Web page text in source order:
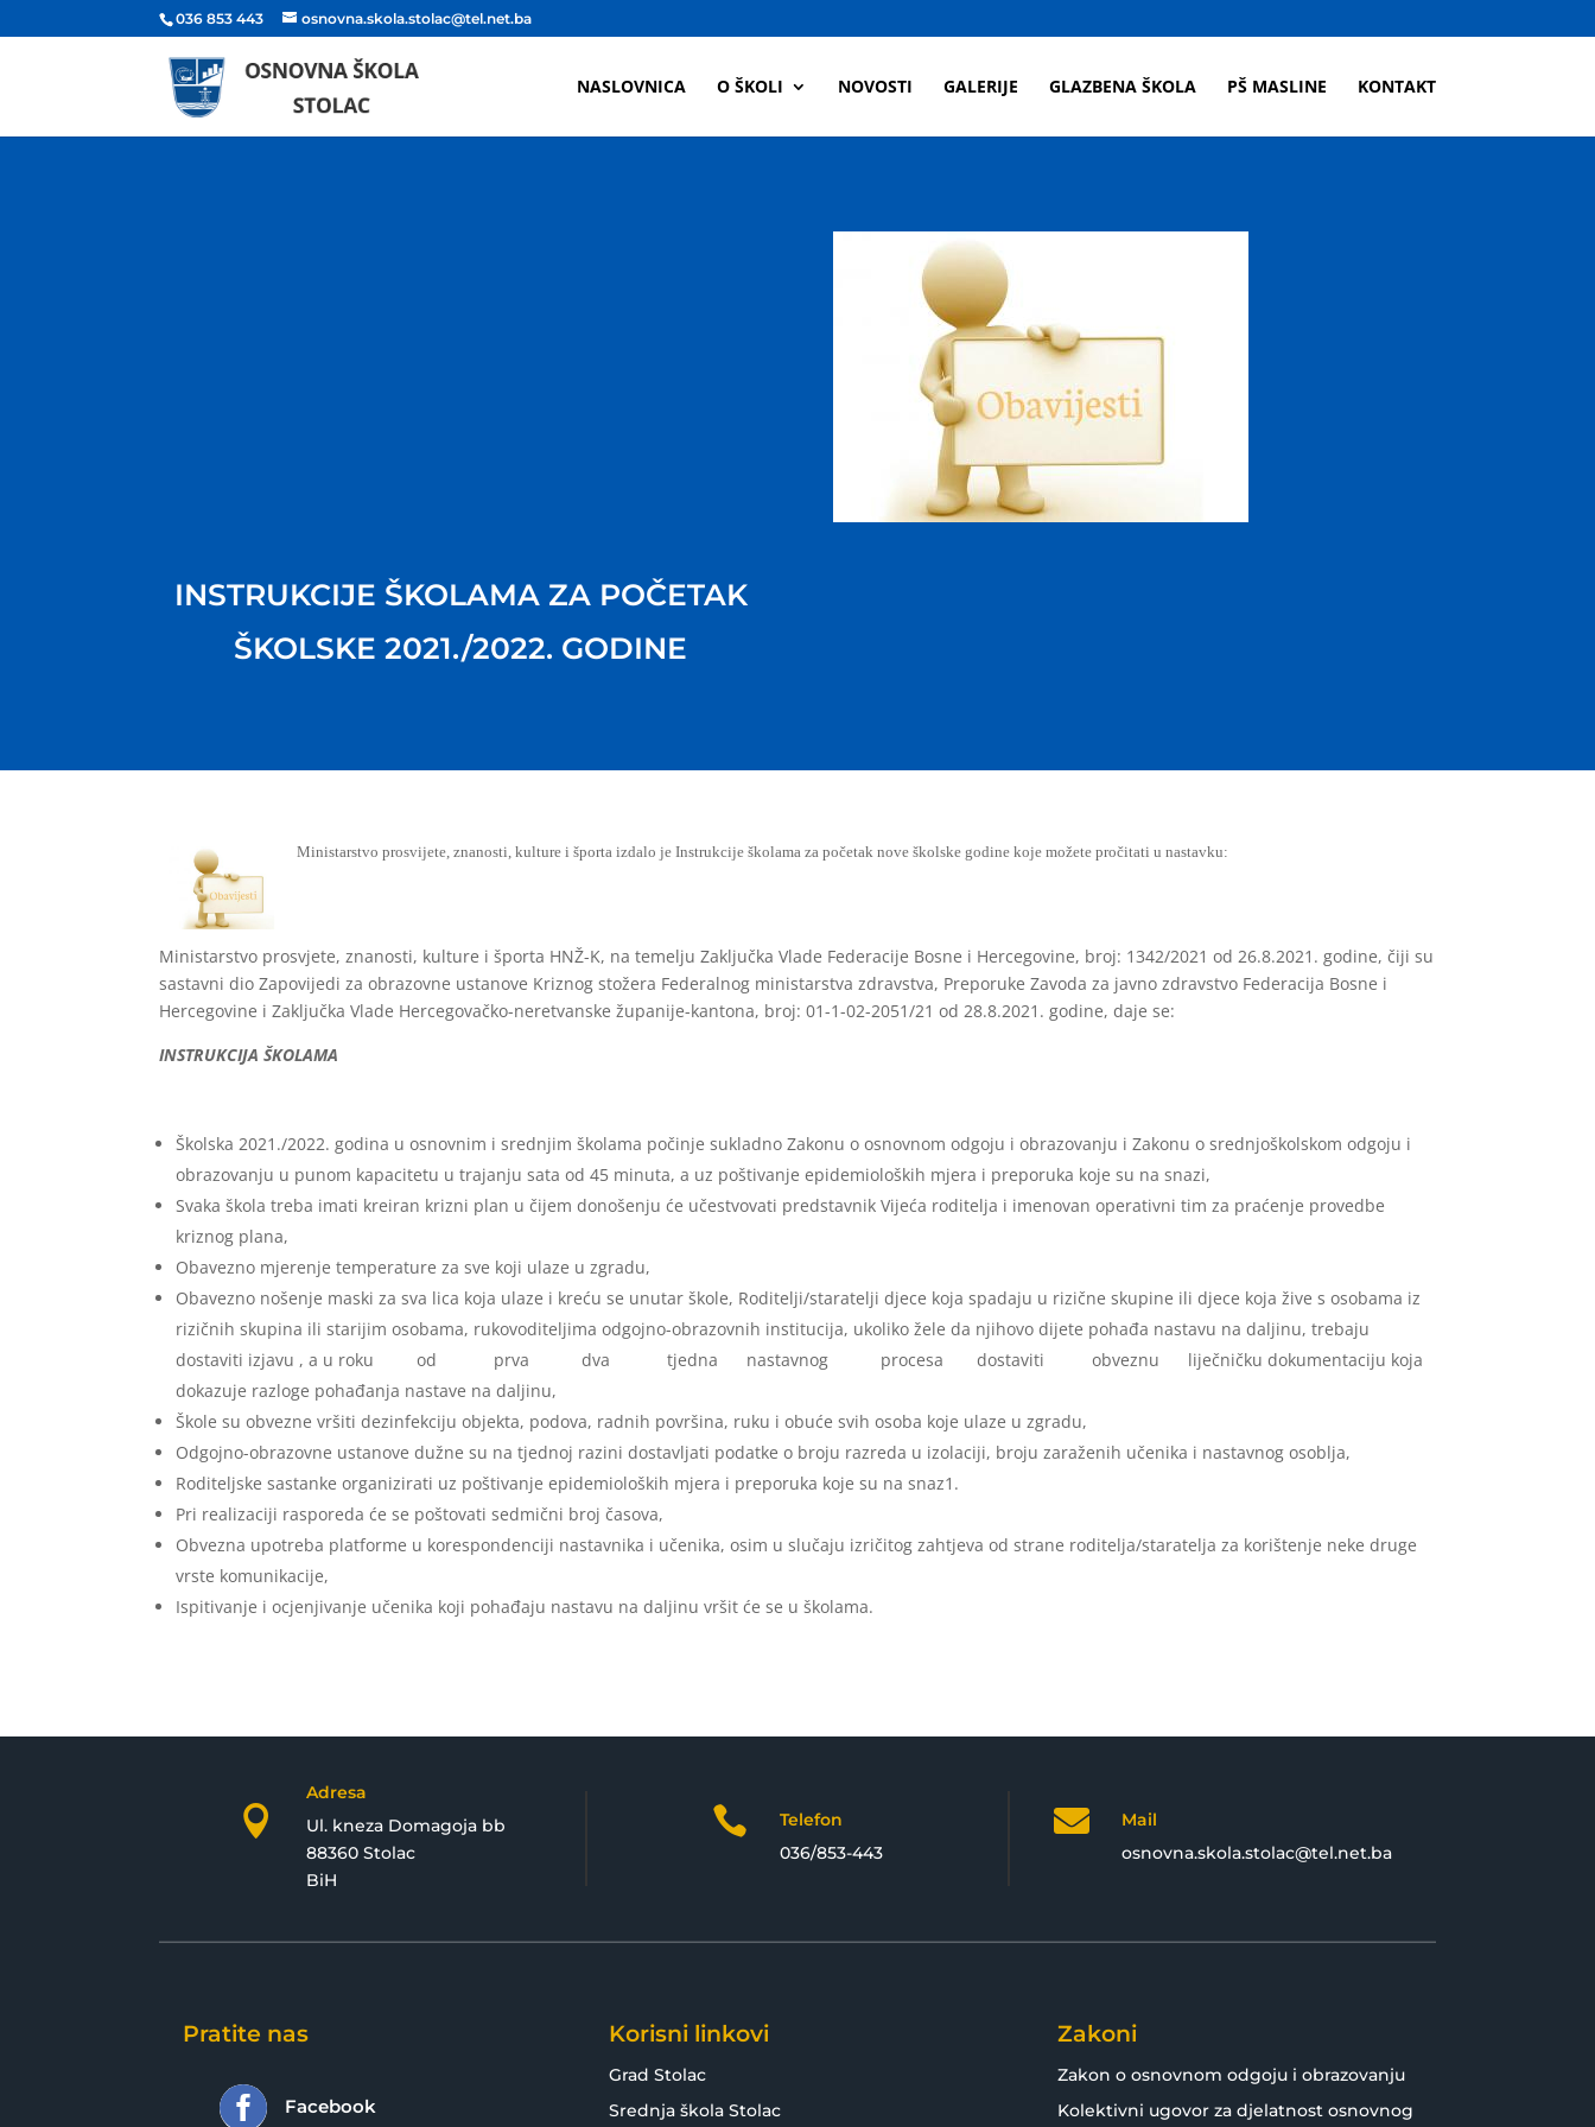
036 853 443 osnovna.skola.stolac@tel.net.ba
NASLOVNICA O ŠKOLI NOVOSTI GALERIJE GLAZBENA ŠKOLA PŠ MASLINE KONTAKT
INSTRUKCIJE ŠKOLAMA ZA POČETAK
ŠKOLSKE 2021./2022. GODINE
Ministarstvo prosvijete, znanosti, kulture i športa izdalo je Instrukcije školama za početak nove školske godine koje možete pročitati u nastavku:
Ministarstvo prosvjete, znanosti, kulture i športa HNŽ-K, na temelju Zaključka Vlade Federacije Bosne i Hercegovine, broj: 1342/2021 od 26.8.2021. godine, čiji su
sastavni dio Zapovijedi za obrazovne ustanove Kriznog stožera Federalnog ministarstva zdravstva, Preporuke Zavoda za javno zdravstvo Federacija Bosne i
Hercegovine i Zaključka Vlade Hercegovačko-neretvanske županije-kantona, broj: 01-1-02-2051/21 od 28.8.2021. godine, daje se:
INSTRUKCIJA ŠKOLAMA
Školska 2021./2022. godina u osnovnim i srednjim školama počinje sukladno Zakonu o osnovnom odgoju i obrazovanju i Zakonu o srednjoškolskom odgoju i
obrazovanju u punom kapacitetu u trajanju sata od 45 minuta, a uz poštivanje epidemioloških mjera i preporuka koje su na snazi,
Svaka škola treba imati kreiran krizni plan u čijem donošenju će učestvovati predstavnik Vijeća roditelja i imenovan operativni tim za praćenje provedbe
kriznog plana,
Obavezno mjerenje temperature za sve koji ulaze u zgradu,
Obavezno nošenje maski za sva lica koja ulaze i kreću se unutar škole, Roditelji/staratelji djece koja spadaju u rizične skupine ili djece koja žive s osobama iz
rizičnih skupina ili starijim osobama, rukovoditeljima odgojno-obrazovnih institucija, ukoliko žele da njihovo dijete pohađa nastavu na daljinu, trebaju
dostaviti izjavu , a u roku od prva dva tjedna nastavnog procesa dostaviti obveznu liječničku dokumentaciju koja
dokazuje razloge pohađanja nastave na daljinu,
Škole su obvezne vršiti dezinfekciju objekta, podova, radnih površina, ruku i obuće svih osoba koje ulaze u zgradu,
Odgojno-obrazovne ustanove dužne su na tjednoj razini dostavljati podatke o broju razreda u izolaciji, broju zaraženih učenika i nastavnog osoblja,
Roditeljske sastanke organizirati uz poštivanje epidemioloških mjera i preporuka koje su na snaz1.
Pri realizaciji rasporeda će se poštovati sedmični broj časova,
Obvezna upotreba platforme u korespondenciji nastavnika i učenika, osim u slučaju izričitog zahtjeva od strane roditelja/staratelja za korištenje neke druge
vrste komunikacije,
Ispitivanje i ocjenjivanje učenika koji pohađaju nastavu na daljinu vršit će se u školama.

Adresa
Ul. kneza Domagoja bb
88360 Stolac
BiH

Telefon
036/853-443

Mail
osnovna.skola.stolac@tel.net.ba
Pratite nas
 Facebook
Korisni linkovi
Grad Stolac
Srednja škola Stolac
Zakoni
Zakon o osnovnom odgoju i obrazovanju
Kolektivni ugovor za djelatnost osnovnog